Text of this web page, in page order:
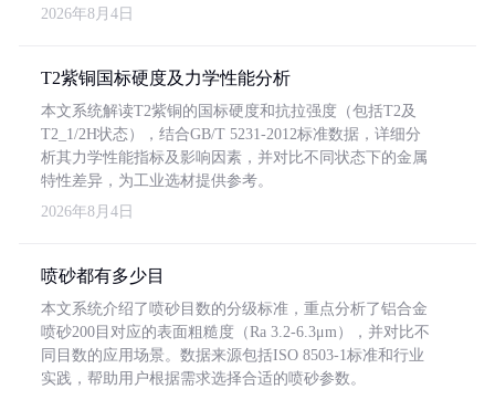
2026年8月4日
T2紫铜国标硬度及力学性能分析
本文系统解读T2紫铜的国标硬度和抗拉强度（包括T2及
T2_1/2H状态），结合GB/T 5231-2012标准数据，详细分
析其力学性能指标及影响因素，并对比不同状态下的金属
特性差异，为工业选材提供参考。
2026年8月4日
喷砂都有多少目
本文系统介绍了喷砂目数的分级标准，重点分析了铝合金
喷砂200目对应的表面粗糙度（Ra 3.2-6.3μm），并对比不
同目数的应用场景。数据来源包括ISO 8503-1标准和行业
实践，帮助用户根据需求选择合适的喷砂参数。